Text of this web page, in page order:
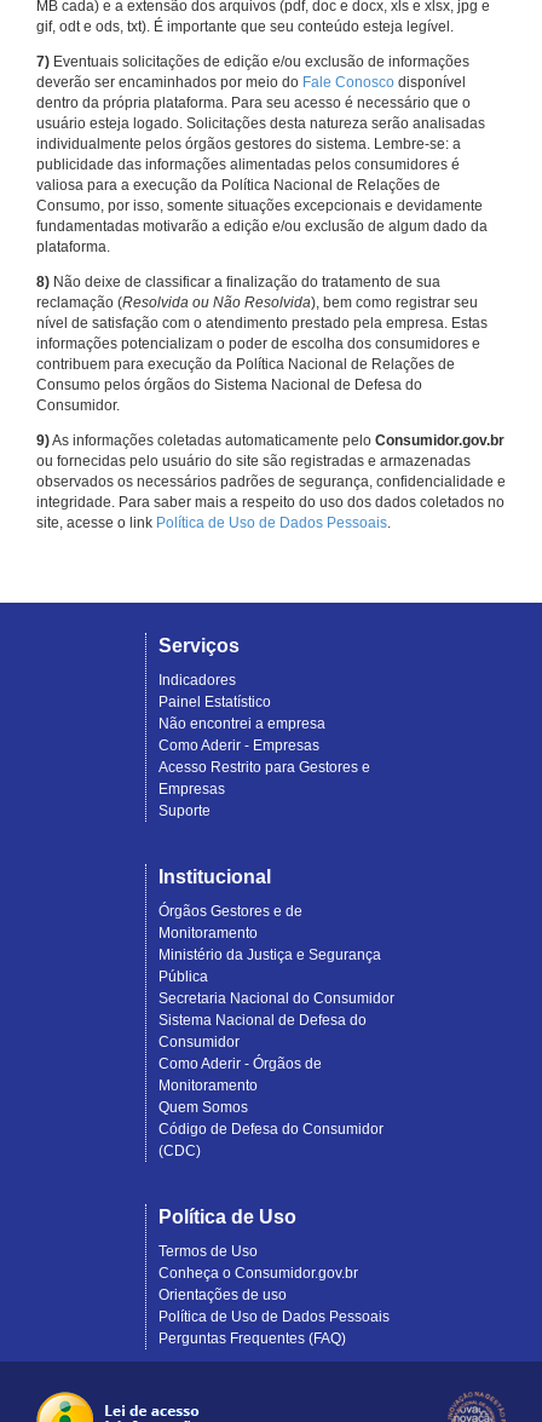
MB cada) e a extensão dos arquivos (pdf, doc e docx, xls e xlsx, jpg e
gif, odt e ods, txt). É importante que seu conteúdo esteja legível.
7) Eventuais solicitações de edição e/ou exclusão de informações
deverão ser encaminhados por meio do Fale Conosco disponível
dentro da própria plataforma. Para seu acesso é necessário que o
usuário esteja logado. Solicitações desta natureza serão analisadas
individualmente pelos órgãos gestores do sistema. Lembre-se: a
publicidade das informações alimentadas pelos consumidores é
valiosa para a execução da Política Nacional de Relações de
Consumo, por isso, somente situações excepcionais e devidamente
fundamentadas motivarão a edição e/ou exclusão de algum dado da
plataforma.
8) Não deixe de classificar a finalização do tratamento de sua
reclamação (Resolvida ou Não Resolvida), bem como registrar seu
nível de satisfação com o atendimento prestado pela empresa. Estas
informações potencializam o poder de escolha dos consumidores e
contribuem para execução da Política Nacional de Relações de
Consumo pelos órgãos do Sistema Nacional de Defesa do
Consumidor.
9)As informações coletadas automaticamente pelo Consumidor.gov.br
ou fornecidas pelo usuário do site são registradas e armazenadas
observados os necessários padrões de segurança, confidencialidade e
integridade. Para saber mais a respeito do uso dos dados coletados no
site, acesse o link Política de Uso de Dados Pessoais.
Serviços
Indicadores
Painel Estatístico
Não encontrei a empresa
Como Aderir - Empresas
Acesso Restrito para Gestores e
Empresas
Suporte
Institucional
Órgãos Gestores e de
Monitoramento
Ministério da Justiça e Segurança
Pública
Secretaria Nacional do Consumidor
Sistema Nacional de Defesa do
Consumidor
Como Aderir - Órgãos de
Monitoramento
Quem Somos
Código de Defesa do Consumidor
(CDC)
Política de Uso
Termos de Uso
Conheça o Consumidor.gov.br
Orientações de uso
Política de Uso de Dados Pessoais
Perguntas Frequentes (FAQ)